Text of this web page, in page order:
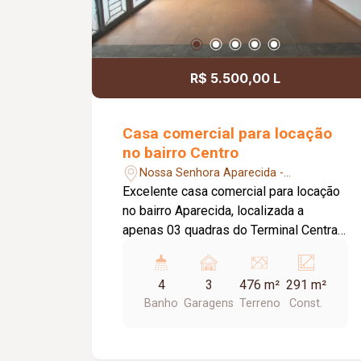
localização estratégica e de grande
destaque comercial.
R$ 5.500,00 L
Casa comercial para locação
no bairro Centro
Nossa Senhora Aparecida -
Uberlândia/MG
Excelente casa comercial para locação
no bairro Aparecida, localizada a
apenas 03 quadras do Terminal Central,
acesso e grande fluxo de pessoas. O
imóvel conta com 03 vagas de
estacionamento recuado, energia
4
Banho
3
Garagens
476 m²
Terreno
291 m²
Const.